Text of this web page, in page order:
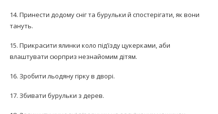
14. Принести додому сніг та бурульки й спостерігати, як вони
тануть.
15. Прикрасити ялинки коло під’їзду цукерками, аби
влаштувати сюрприз незнайомим дітям.
16. Зробити льодяну гірку в дворі.
17. Збивати бурульки з дерев.